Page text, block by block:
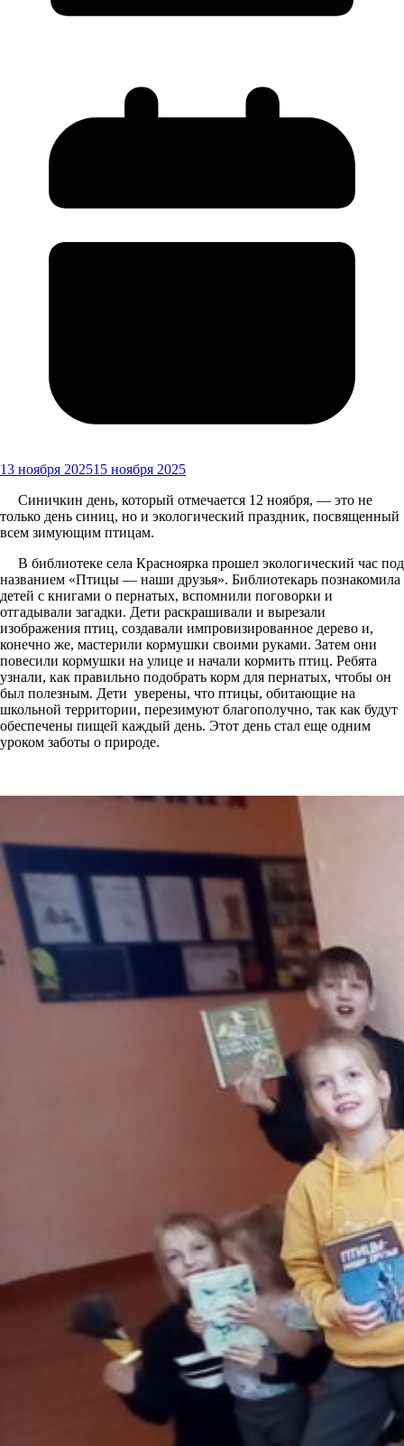
13 ноября 202515 ноября 2025
Синичкин день, который отмечается 12 ноября, — это не
только день синиц, но и экологический праздник, посвященный
всем зимующим птицам.
В библиотеке села Красноярка прошел экологический час под
названием «Птицы — наши друзья». Библиотекарь познакомила
детей с книгами о пернатых, вспомнили поговорки и
отгадывали загадки. Дети раскрашивали и вырезали
изображения птиц, создавали импровизированное дерево и,
конечно же, мастерили кормушки своими руками. Затем они
повесили кормушки на улице и начали кормить птиц. Ребята
узнали, как правильно подобрать корм для пернатых, чтобы он
был полезным. Дети уверены, что птицы, обитающие на
школьной территории, перезимуют благополучно, так как будут
обеспечены пищей каждый день. Этот день стал еще одним
уроком заботы о природе.